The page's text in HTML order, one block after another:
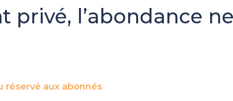
privé, l’abondance
réservé aux abonnés